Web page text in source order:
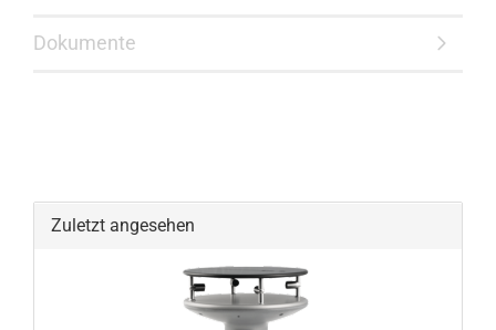
Dokumente
Zuletzt angesehen